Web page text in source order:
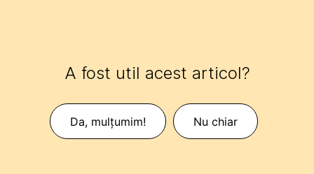
A fost util acest articol?
Da, mulțumim! Nu chiar